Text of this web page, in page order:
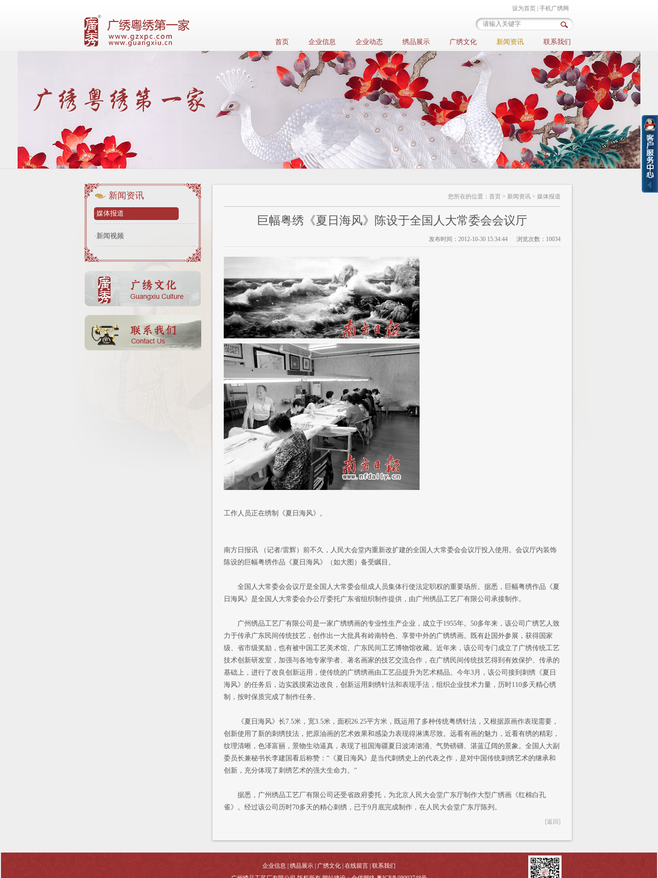
设为首页 手机广绣网
首页 企业信息 企业动态 绣品展示 广绣文化 新闻资讯 联系我们
新闻资讯
·媒体报道
·新闻视频
您所在的位置： 首页 > 新闻资讯 > 媒体报道
巨幅粤绣《夏日海风》陈设于全国人大常委会会议厅
发布时间：2012-10-30 15:34:44 浏览次数：10034
工作人员正在绣制《夏日海风》。
南方日报讯 （记者/雷辉）前不久，人民大会堂内重新改扩建的全国人大常委会会议厅投入使用。会议厅内装饰
陈设的巨幅粤绣作品《夏日海风》（如大图）备受瞩目。
全国人大常委会会议厅是全国人大常委会组成人员集体行使法定职权的重要场所。据悉，巨幅粤绣作品《夏
日海风》是全国人大常委会办公厅委托广东省组织制作提供，由广州绣品工艺厂有限公司承接制作。
广州绣品工艺厂有限公司是一家广绣绣画的专业性生产企业，成立于1955年。50多年来，该公司广绣艺人致
力于传承广东民间传统技艺，创作出一大批具有岭南特色、享誉中外的广绣绣画。既有赴国外参展，获得国家
级、省市级奖励，也有被中国工艺美术馆、广东民间工艺博物馆收藏。近年来，该公司专门成立了广绣传统工艺
技术创新研发室，加强与各地专家学者、著名画家的技艺交流合作， 在广绣民间传统技艺得到有效保护、传承的
基础上，进行了改良创新运用，使传统的广绣绣画由工艺品提升为艺术精品。今年3月，该公司接到刺绣《夏日
海风》的任务后，边实践摸索边改良，创新运用刺绣针法和表现手法，组织企业技术力量，历时110多天精心绣
制，按时保质完成了制作任务。
《夏日海风》长7.5米，宽3.5米，面积26.25平方米，既运用了多种传统粤绣针法，又根据原画作表现需要，
创新使用了新的刺绣技法，把原油画的艺术效果和感染力表现得淋漓尽致。远看有画的魅力，近看有绣的精彩，
纹理清晰，色泽富丽，景物生动逼真，表现了祖国海疆夏日波涛汹涌、气势磅礴、湛蓝辽阔的景象。全国人大副
委员长兼秘书长李建国看后称赞：“《夏日海风》是当代刺绣史上的代表之作，是对中国传统刺绣艺术的继承和
创新，充分体现了刺绣艺术的强大生命力。”
据悉，广州绣品工艺厂有限公司还受省政府委托，为北京人民大会堂广东厅制作大型广绣画《红棉白孔
雀》。经过该公司历时70多天的精心刺绣，已于9月底完成制作，在人民大会堂广东厅陈列。
[返回]
企业信息 绣品展示 广绣文化 在线留言 联系我们